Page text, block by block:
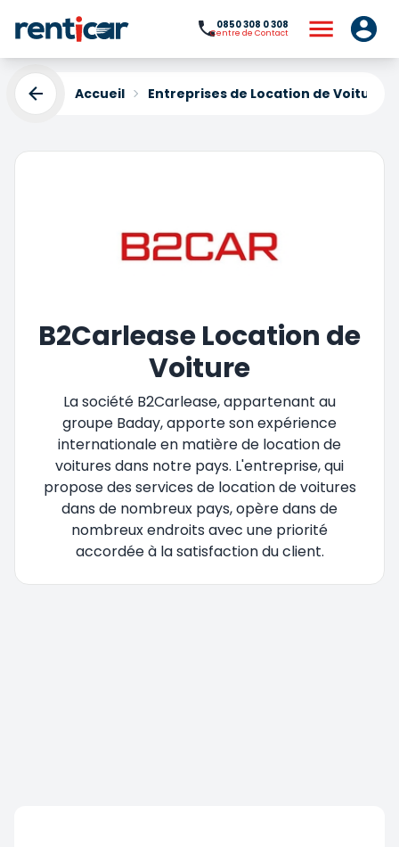
0850 308 0 308
Centre de Contact
Accueil Entreprises de Location de Voiture
B2Carlease Location de
Voiture
La société B2Carlease, appartenant au
groupe Baday, apporte son expérience
internationale en matière de location de
voitures dans notre pays. L'entreprise, qui
propose des services de location de voitures
dans de nombreux pays, opère dans de
nombreux endroits avec une priorité
accordée à la satisfaction du client.